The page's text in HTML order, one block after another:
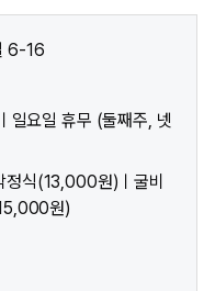
6-16
요일 휴무 (둘째주, 넷
식(13,000원)ㅣ굴비
원)